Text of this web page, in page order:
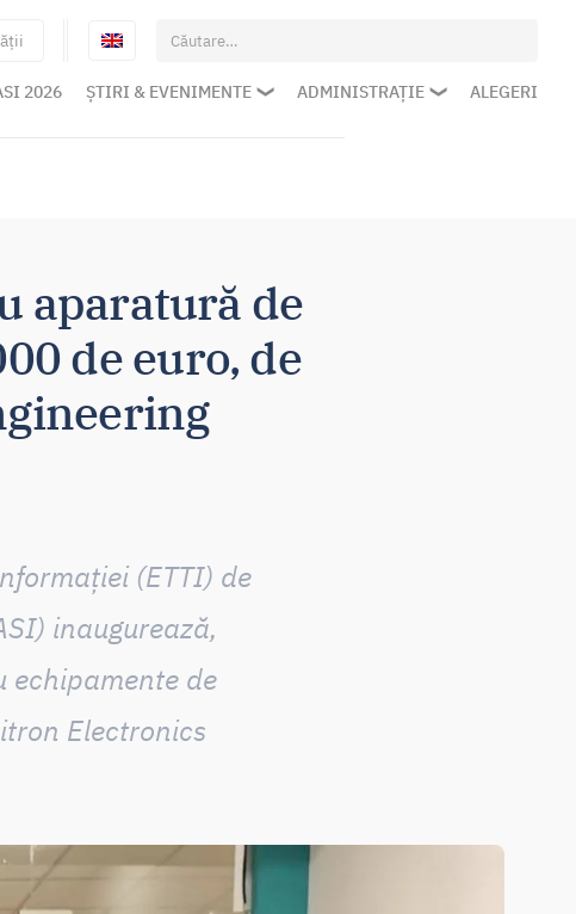
Caută
după:
2026 ȘTIRI & EVENIMENTE ADMINISTRAȚIE ALEGERI
aparatură de
de euro, de
(ETTI) de
inaugurează,
echipamente de
Electronics